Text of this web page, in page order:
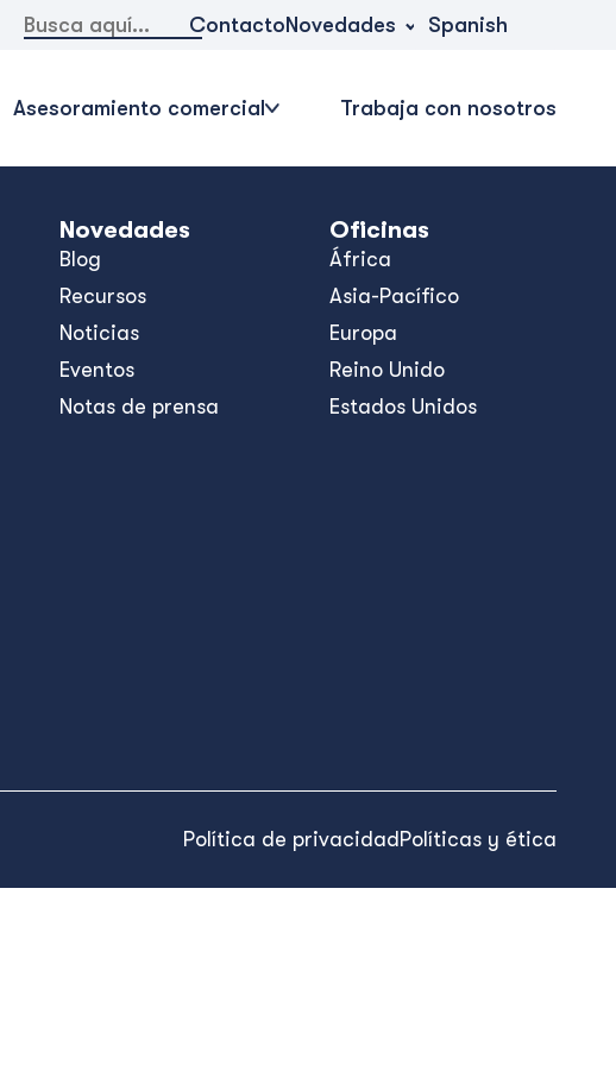
Buscar: ContactoNovedades Spanish
Asesoramiento comercial Trabaja con nosotros
Novedades
Blog
Recursos
Noticias
Eventos
Notas de prensa
Oficinas
África
Asia-Pacífico
Europa
Reino Unido
Estados Unidos
Política de privacidad Políticas y ética